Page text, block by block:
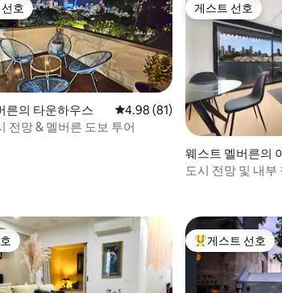
89개
선호
호
른의 타운하우스 평점 4.98점(5점 만점), 후기 81
4.98 (81)
전망 & 멜버른 도보 투어
게스트 선호
게스트 선호
웨스트 멜버른의
도시 전망 및 내부
상위 게스트 선호
게스트 선호